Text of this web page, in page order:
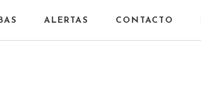
ALERTAS CONTACTO